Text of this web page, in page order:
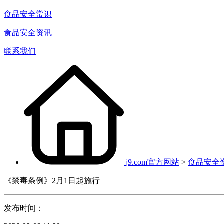
食品安全常识
食品安全资讯
联系我们
j9.com官方网站 > 食品安全
《禁毒条例》2月1日起施行
发布时间：